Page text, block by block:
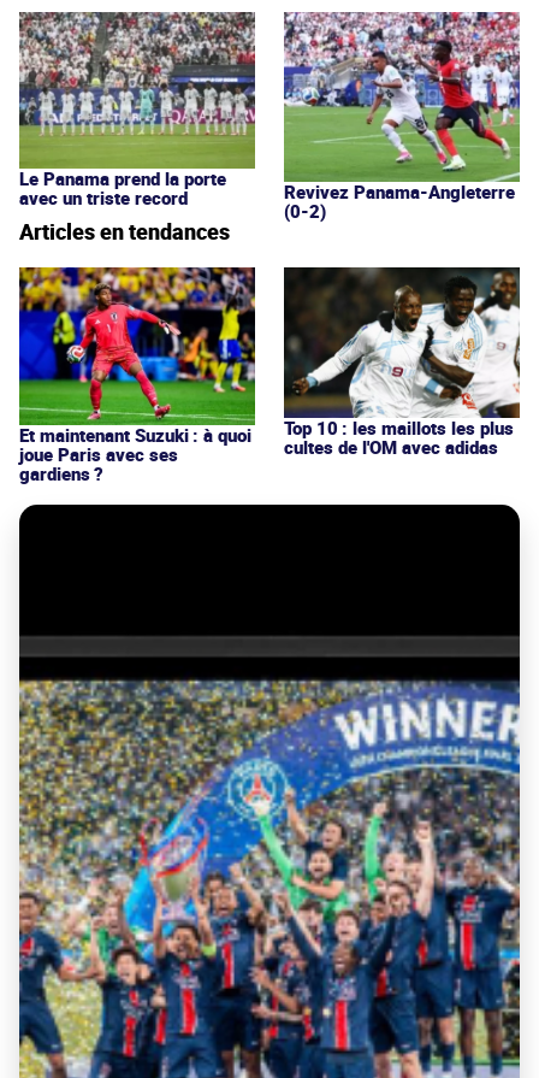
Le Panama prend la porte
avec un triste record
Revivez Panama-Angleterre
(0-2)
Articles en tendances
Et maintenant Suzuki : à quoi
joue Paris avec ses
gardiens ?
Top 10 : les maillots les plus
cultes de l'OM avec adidas